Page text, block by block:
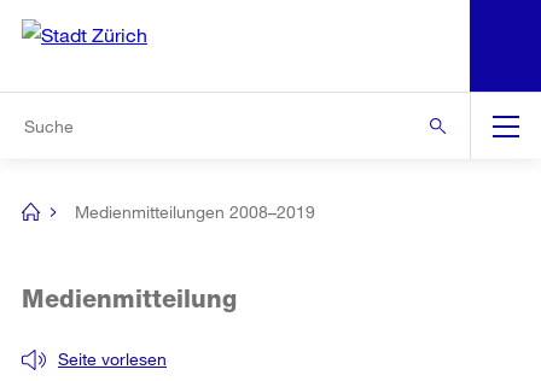
Navigation
[no
Medienmitteilungen 2008–2019
Seite vorlesen
Medienmitteilung